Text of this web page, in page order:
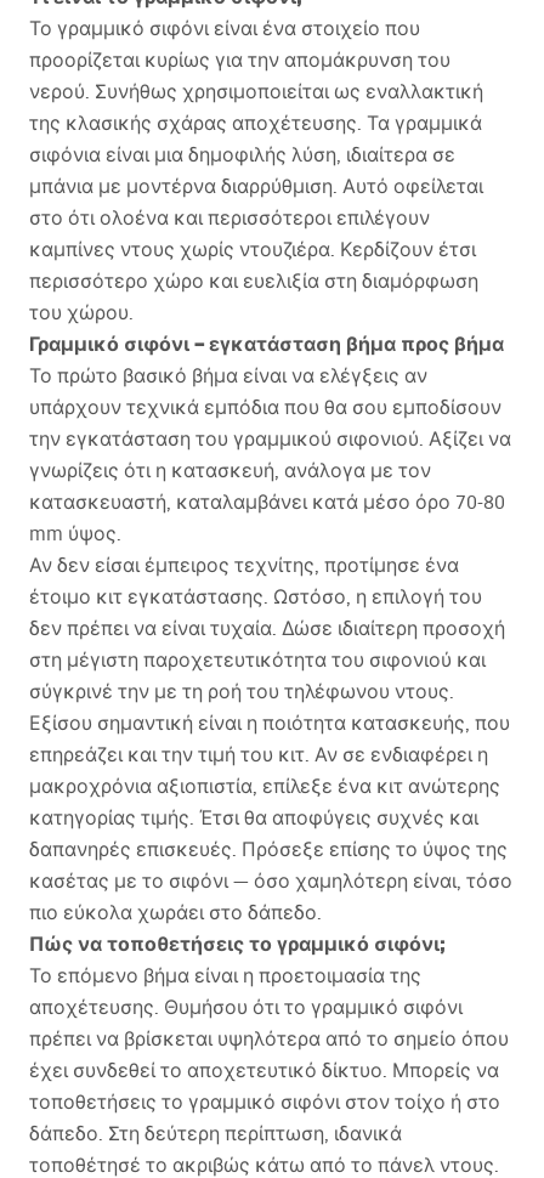
Το γραμμικό σιφόνι είναι ένα στοιχείο που
προορίζεται κυρίως για την απομάκρυνση του
νερού. Συνήθως χρησιμοποιείται ως εναλλακτική
της κλασικής σχάρας αποχέτευσης. Τα γραμμικά
σιφόνια είναι μια δημοφιλής λύση, ιδιαίτερα σε
μπάνια με μοντέρνα διαρρύθμιση. Αυτό οφείλεται
στο ότι ολοένα και περισσότεροι επιλέγουν
καμπίνες ντους χωρίς ντουζιέρα. Κερδίζουν έτσι
περισσότερο χώρο και ευελιξία στη διαμόρφωση
του χώρου.
Γραμμικό σιφόνι – εγκατάσταση βήμα προς βήμα
Το πρώτο βασικό βήμα είναι να ελέγξεις αν
υπάρχουν τεχνικά εμπόδια που θα σου εμποδίσουν
την εγκατάσταση του γραμμικού σιφονιού. Αξίζει να
γνωρίζεις ότι η κατασκευή, ανάλογα με τον
κατασκευαστή, καταλαμβάνει κατά μέσο όρο 70-80
mm ύψος.
Αν δεν είσαι έμπειρος τεχνίτης, προτίμησε ένα
έτοιμο κιτ εγκατάστασης. Ωστόσο, η επιλογή του
δεν πρέπει να είναι τυχαία. Δώσε ιδιαίτερη προσοχή
στη μέγιστη παροχετευτικότητα του σιφονιού και
σύγκρινέ την με τη ροή του τηλέφωνου ντους.
Εξίσου σημαντική είναι η ποιότητα κατασκευής, που
επηρεάζει και την τιμή του κιτ. Αν σε ενδιαφέρει η
μακροχρόνια αξιοπιστία, επίλεξε ένα κιτ ανώτερης
κατηγορίας τιμής. Έτσι θα αποφύγεις συχνές και
δαπανηρές επισκευές. Πρόσεξε επίσης το ύψος της
κασέτας με το σιφόνι — όσο χαμηλότερη είναι, τόσο
πιο εύκολα χωράει στο δάπεδο.
Πώς να τοποθετήσεις το γραμμικό σιφόνι;
Το επόμενο βήμα είναι η προετοιμασία της
αποχέτευσης. Θυμήσου ότι το γραμμικό σιφόνι
πρέπει να βρίσκεται υψηλότερα από το σημείο όπου
έχει συνδεθεί το αποχετευτικό δίκτυο. Μπορείς να
τοποθετήσεις το γραμμικό σιφόνι στον τοίχο ή στο
δάπεδο. Στη δεύτερη περίπτωση, ιδανικά
τοποθέτησέ το ακριβώς κάτω από το πάνελ ντους.